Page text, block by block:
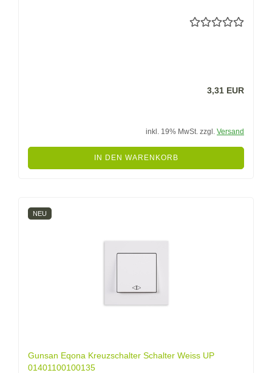
3,31 EUR
inkl. 19% MwSt. zzgl. Versand
IN DEN WARENKORB
NEU
Gunsan Eqona Kreuzschalter Schalter Weiss UP
01401100100135